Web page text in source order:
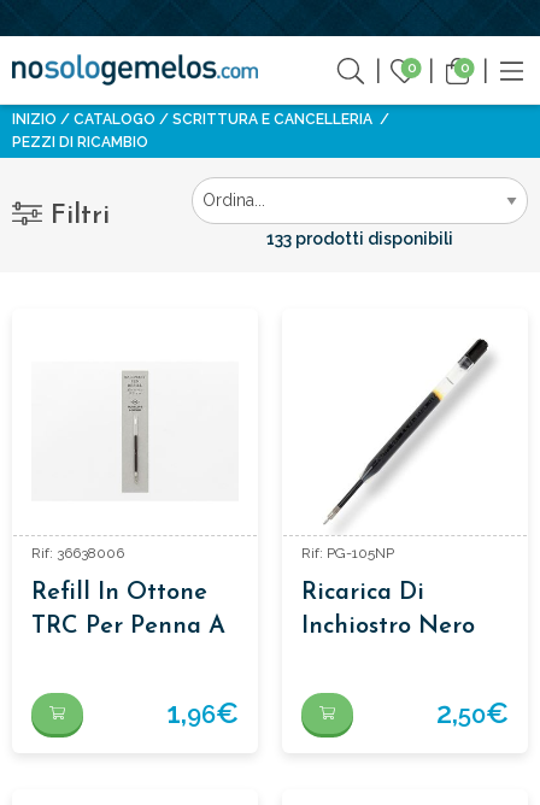
0 0
INIZIO CATALOGO
SCRITTURA E CANCELLERIA
PEZZI DI RICAMBIO
Filtri
133 prodotti disponibili
Rif: 36638006
Refill In Ottone
TRC Per Penna A
1,96€
Rif: PG-105NP
Ricarica Di
Inchiostro Nero
Dry.
2,50€